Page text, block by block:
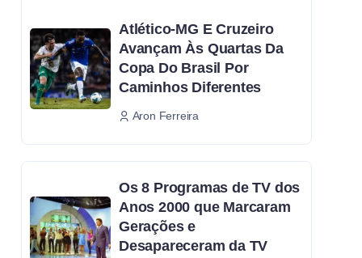
Atlético-MG E Cruzeiro
Avançam Às Quartas Da
Copa Do Brasil Por
Caminhos Diferentes
Aron Ferreira
Os 8 Programas de TV dos
Anos 2000 que Marcaram
Gerações e
Desapareceram da TV